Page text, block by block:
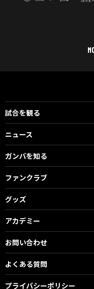
試合を観る
ニュース
ガンバを知る
ファンクラブ
グッズ
アカデミー
お問い合わせ
よくある質問
プライバシーポリシー